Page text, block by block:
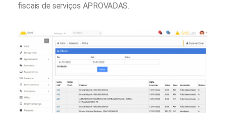
fiscais de serviços APROVADAS.